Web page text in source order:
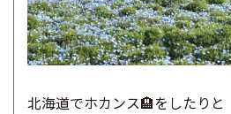
北海道でホカンス🏨をしたりと